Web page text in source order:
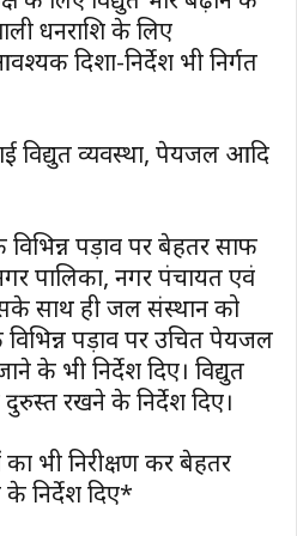
धनराशि के लिए
दिशा-निर्देश भी निर्गत
विद्युत व्यवस्था, पेयजल आदि
के विभिन्न पड़ाव पर बेहतर साफ
पालिका, नगर पंचायत एवं
साथ ही जल संस्थान को
के विभिन्न पड़ाव पर उचित पेयजल
के भी निर्देश दिए। विद्युत
रखने के निर्देश दिए।
का भी निरीक्षण कर बेहतर
निर्देश दिए*